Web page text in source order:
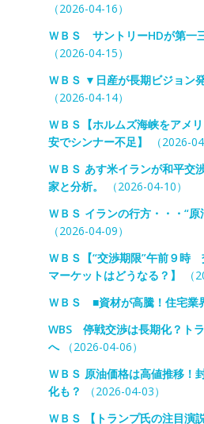
（2026-04-16）
ＷＢＳ サントリーHDが第一
（2026-04-15）
ＷＢＳ ▼日産が長期ビジョン
（2026-04-14）
ＷＢＳ【ホルムズ海峡をアメ
安でシンナー不足】
（2026-
ＷＢＳ あす米イランが和平交
家と分析。
（2026-04-10）
ＷＢＳ イランの行方・・・“
（2026-04-09）
ＷＢＳ【“交渉期限”午前９時
マーケットはどうなる？】
（
ＷＢＳ ■資材が高騰！住宅業
WBS 停戦交渉は長期化？ト
へ（2026-04-06）
ＷＢＳ 原油価格は高値推移！
化も？
（2026-04-03）
ＷＢＳ 【トランプ氏の注目演